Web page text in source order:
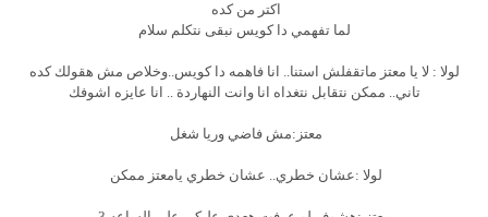
اكتر من كده
لما تفهمي دا كويس نبقى نتكلم سلام
لولا : لا يا معتز ماتقفلش استنا.. انا فاهمه دا كويس..وخلاص مش هقولك كده
تاني.. ممكن نتقابل نتغداه انا وانت النهاردة .. انا عايزه اشوفك
معتز:مش فاضي وريا شغل
لولا :عشان خطري.. عشان خطري يامعتز ممكن